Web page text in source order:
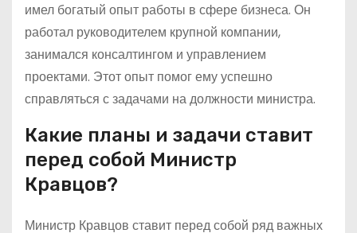
имел богатый опыт работы в сфере бизнеса. Он
работал руководителем крупной компании,
занимался консалтингом и управлением
проектами. Этот опыт помог ему успешно
справляться с задачами на должности министра.
Какие планы и задачи ставит
перед собой Министр
Кравцов?
Министр Кравцов ставит перед собой ряд важных